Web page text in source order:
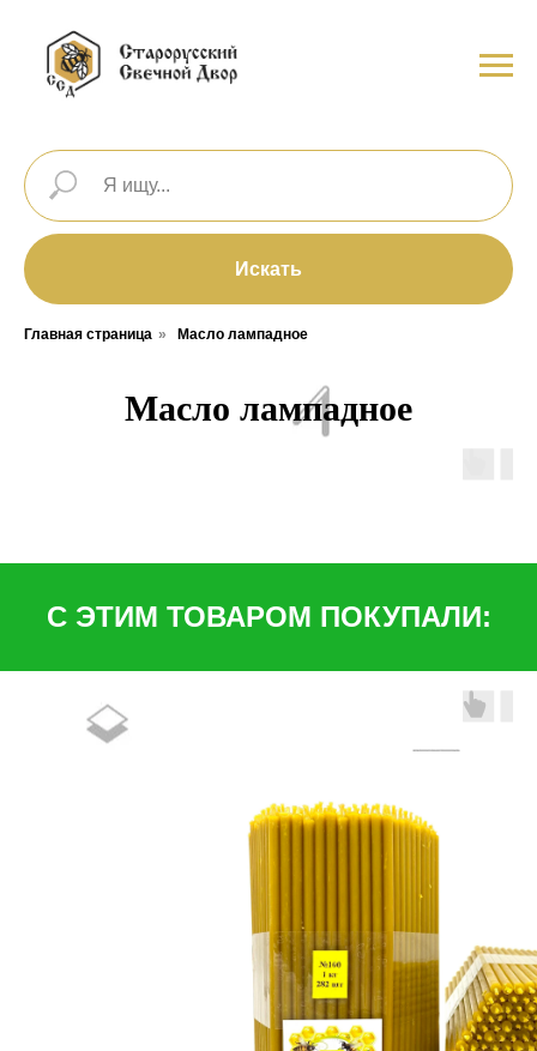
Искать
Главная страница » Масло лампадное
Масло лампадное
С ЭТИМ ТОВАРОМ ПОКУПАЛИ: